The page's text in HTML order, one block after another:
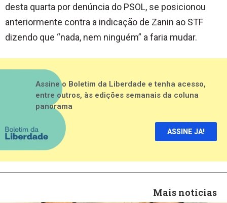
desta quarta por denúncia do PSOL, se posicionou
anteriormente contra a indicação de Zanin ao STF
dizendo que “nada, nem ninguém” a faria mudar.
Assine o Boletim da Liberdade e tenha acesso,
entre outros, às edições semanais da coluna
panorama
ASSINE JA!
Mais notícias